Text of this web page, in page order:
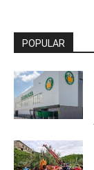
POPULAR